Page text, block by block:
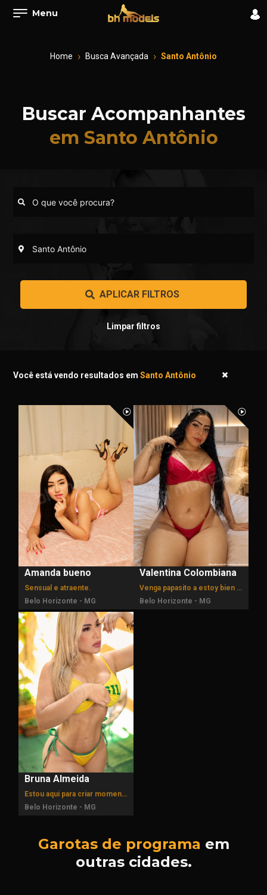
Menu
Home Busca Avançada Santo Antônio
Buscar Acompanhantes
em Santo Antônio
Limpar filtros
Você está vendo resultados emSanto Antônio
Amanda bueno
Sensual e atraente.
Belo Horizonte - MG
Valentina Colombiana
Venga papasito a estoy bien caliente mor.
Belo Horizonte - MG
Bruna Almeida
Estou aqui para criar momentos únicos e inesquecíveis com você.
Belo Horizonte - MG
Garotas de programa em
outras cidades.